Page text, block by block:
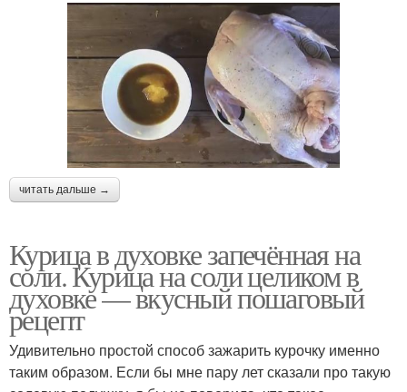
читать дальше →
Курица в духовке запечённая на
соли. Курица на соли целиком в
духовке — вкусный пошаговый
рецепт
Удивительно простой способ зажарить курочку именно
таким образом. Если бы мне пару лет сказали про такую